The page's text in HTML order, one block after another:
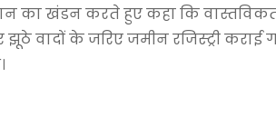
का खंडन करते हुए कहा कि
वादों के जरिए जमीन रजिस्ट्री